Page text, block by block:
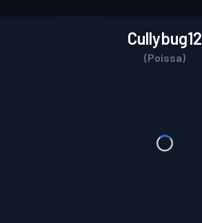
Cullybug12
(Poissa)